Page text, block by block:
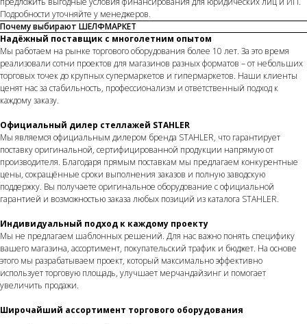
Подробности уточняйте у менеджеров.
Почему выбирают ШЕЛФМАРКЕТ
Надёжный поставщик с многолетним опытом
Мы работаем на рынке торгового оборудования более 10 лет. За это время
реализовали сотни проектов для магазинов разных форматов – от небольших
торговых точек до крупных супермаркетов и гипермаркетов. Наши клиенты
ценят нас за стабильность, профессионализм и ответственный подход к
каждому заказу.
Официальный дилер стеллажей STAHLER
Мы являемся официальным дилером бренда STAHLER, что гарантирует
поставку оригинальной, сертифицированной продукции напрямую от
производителя. Благодаря прямым поставкам мы предлагаем конкурентные
цены, сокращённые сроки выполнения заказов и полную заводскую
поддержку. Вы получаете оригинальное оборудование с официальной
гарантией и возможностью заказа любых позиций из каталога STAHLER.
Индивидуальный подход к каждому проекту
Мы не предлагаем шаблонных решений. Для нас важно понять специфику
вашего магазина, ассортимент, покупательский трафик и бюджет. На основе
этого мы разрабатываем проект, который максимально эффективно
использует торговую площадь, улучшает мерчандайзинг и помогает
увеличить продажи.
Широчайший ассортимент торгового оборудования